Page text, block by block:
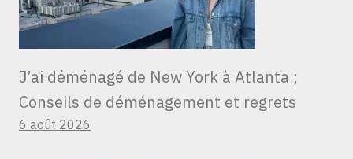
J’ai déménagé de New York à Atlanta ;
Conseils de déménagement et regrets
6 août 2026